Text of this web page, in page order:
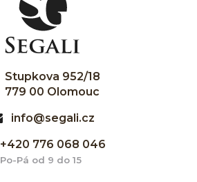
Stupkova 952/18
779 00 Olomouc
info@segali.cz
+420 776 068 046
Po-Pá od 9 do 15